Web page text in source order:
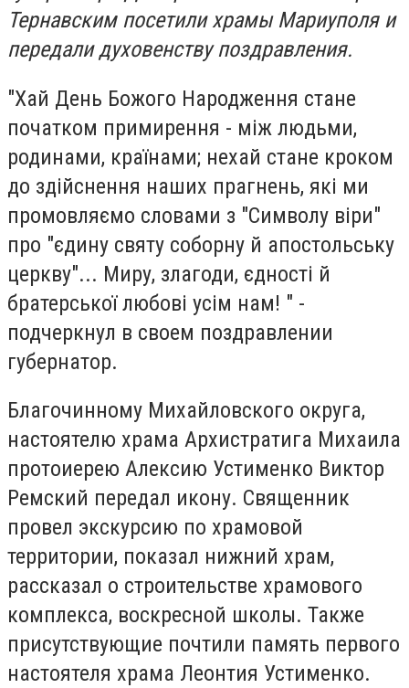
Тернавским посетили храмы Мариуполя и
передали духовенству поздравления.
"Хай День Божого Народження стане
початком примирення - між людьми,
родинами, країнами; нехай стане кроком
до здійснення наших прагнень, які ми
промовляємо словами з "Символу віри"
про "єдину святу соборну й апостольську
церкву"... Миру, злагоди, єдності й
братерської любові усім нам! " -
подчеркнул в своем поздравлении
губернатор.
Благочинному Михайловского округа,
настоятелю храма Архистратига Михаила
протоиерею Алексию Устименко Виктор
Ремский передал икону. Священник
провел экскурсию по храмовой
территории, показал нижний храм,
рассказал о строительстве храмового
комплекса, воскресной школы. Также
присутствующие почтили память первого
настоятеля храма Леонтия Устименко.